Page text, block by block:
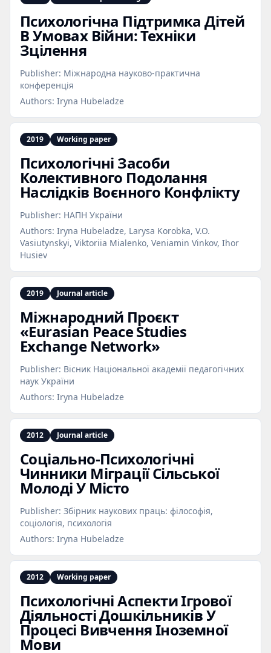
Психологічна Підтримка Дітей
В Умовах Війни: Техніки
Зцілення
Publisher: Міжнародна науково-практична
конференція
Authors: Iryna Hubeladze
2019 Working paper
Психологічні Засоби
Колективного Подолання
Наслідків Воєнного Конфлікту
Publisher: НАПН України
Authors: Iryna Hubeladze, Larysa Korobka, V.O.
Vasiutynskyi, Viktoriia Mialenko, Veniamin Vinkov, Ihor
Husiev
2019 Journal article
Міжнародний Проєкт
«Eurasian Peace Studies
Exchange Network»
Publisher: Вісник Національної академії педагогічних
наук України
Authors: Iryna Hubeladze
2012 Journal article
Соціально‑Психологічні
Чинники Міграції Сільської
Молоді У Місто
Publisher: Збірник наукових праць: філософія,
соціологія, психологія
Authors: Iryna Hubeladze
2012 Working paper
Психологічні Аспекти Ігрової
Діяльності Дошкільників У
Процесі Вивчення Іноземної
Мови